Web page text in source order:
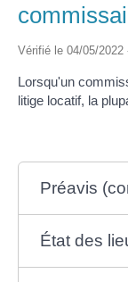
Vérifié le 04/05/
Lorsqu'un
litige locatif, la
Préavis
État des